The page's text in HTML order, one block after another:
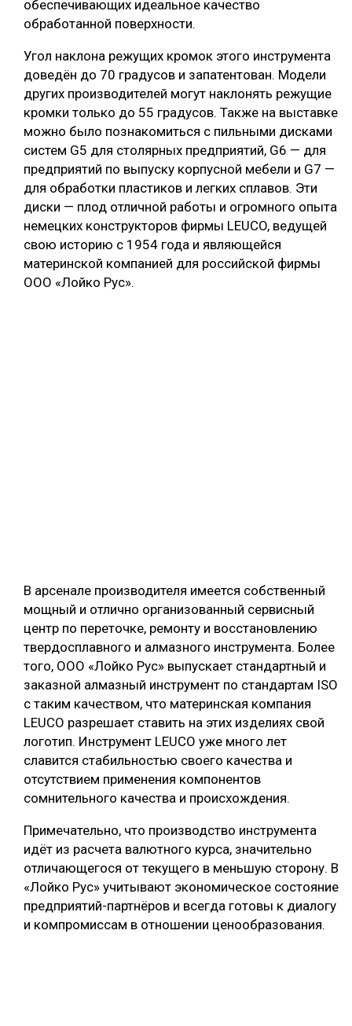
обеспечивающих идеальное качество
обработанной поверхности.
Угол наклона режущих кромок этого инструмента
доведён до 70 градусов и запатентован. Модели
других производителей могут наклонять режущие
кромки только до 55 градусов. Также на выставке
можно было познакомиться с пильными дисками
систем G5 для столярных предприятий, G6 — для
предприятий по выпуску корпусной мебели и G7 —
для обработки пластиков и легких сплавов. Эти
диски — плод отличной работы и огромного опыта
немецких конструкторов фирмы LEUCO, ведущей
свою историю с 1954 года и являющейся
материнской компанией для российской фирмы
ООО «Лойко Рус».
В арсенале производителя имеется собственный
мощный и отлично организованный сервисный
центр по переточке, ремонту и восстановлению
твердосплавного и алмазного инструмента. Более
того, ООО «Лойко Рус» выпускает стандартный и
заказной алмазный инструмент по стандартам ISO
с таким качеством, что материнская компания
LEUCO разрешает ставить на этих изделиях свой
логотип. Инструмент LEUCO уже много лет
славится стабильностью своего качества и
отсутствием применения компонентов
сомнительного качества и происхождения.
Примечательно, что производство инструмента
идёт из расчета валютного курса, значительно
отличающегося от текущего в меньшую сторону. В
«Лойко Рус» учитывают экономическое состояние
предприятий-партнёров и всегда готовы к диалогу
и компромиссам в отношении ценообразования.